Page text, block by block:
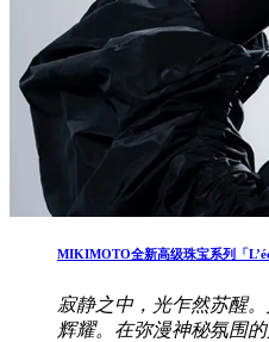
MIKIMOTO全新高级珠宝系列「
寂静之中，光乍然苏醒
辉耀。在弥漫神秘氛围